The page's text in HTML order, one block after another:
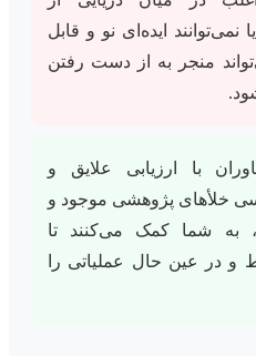
ایده‌ای نو و قابل
منجر به از دست رفتن
با ارزیابی علایق و
خلأهای پژوهشی موجود و
به شما کمک می‌کنند تا
در عین حال عملیاتی را